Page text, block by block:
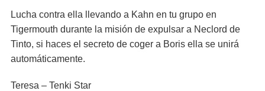
Lucha contra ella llevando a Kahn en tu grupo en
Tigermouth durante la misión de expulsar a Neclord de
Tinto, si haces el secreto de coger a Boris ella se unirá
automáticamente.
Teresa – Tenki Star